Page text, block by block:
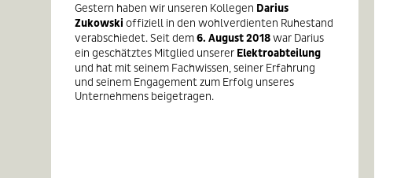
Gestern haben wir unseren Kollegen Darius
Zukowski offiziell in den wohlverdienten Ruhestand
verabschiedet. Seit dem6. August 2018war Darius
ein geschätztes Mitglied unserer Elektroabteilung
und hat mit seinem Fachwissen, seiner Erfahrung
und seinem Engagement zum Erfolg unseres
Unternehmens beigetragen.